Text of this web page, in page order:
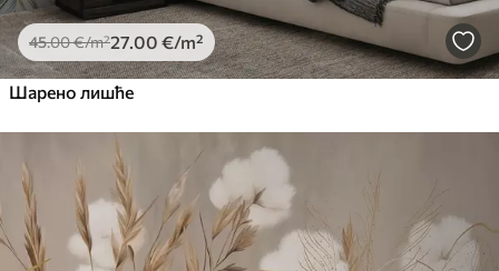
81.6749.00€/m²
45.00€/m²27 .00 €/m²
Шарено лишће